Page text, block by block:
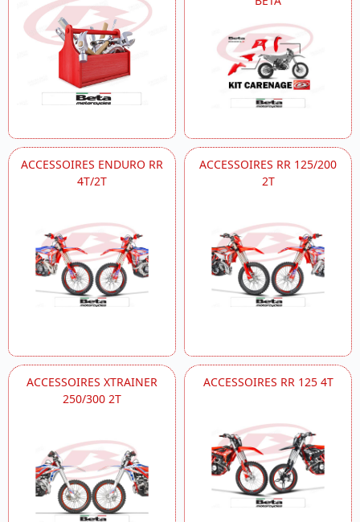
ACCESSOIRES ENDURO RR
4T/2T
ACCESSOIRES RR 125/200
2T
ACCESSOIRES XTRAINER
250/300 2T
ACCESSOIRES RR 125 4T